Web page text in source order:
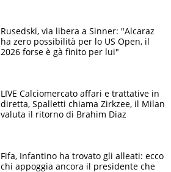
Rusedski, via libera a Sinner: "Alcaraz
ha zero possibilità per lo US Open, il
2026 forse è gà finito per lui"
LIVE Calciomercato affari e trattative in
diretta, Spalletti chiama Zirkzee, il Milan
valuta il ritorno di Brahim Diaz
Fifa, Infantino ha trovato gli alleati: ecco
chi appoggia ancora il presidente che